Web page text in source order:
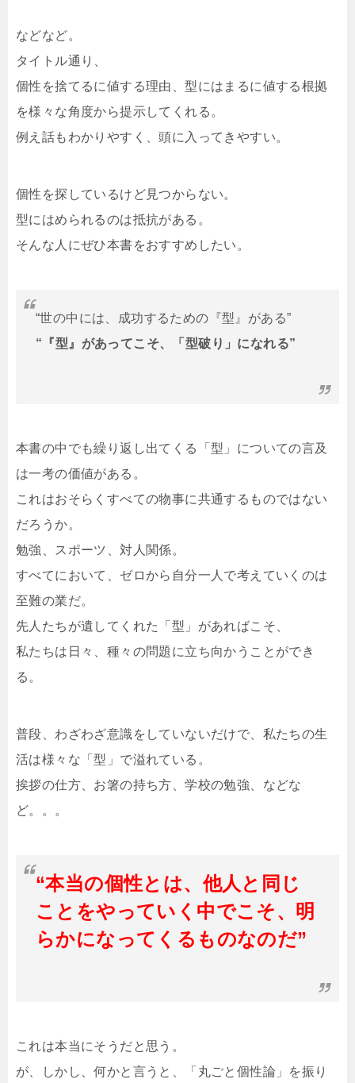
などなど。
タイトル通り、
個性を捨てるに値する理由、型にはまるに値する根拠
を様々な角度から提示してくれる。
例え話もわかりやすく、頭に入ってきやすい。
個性を探しているけど見つからない。
型にはめられるのは抵抗がある。
そんな人にぜひ本書をおすすめしたい。
“世の中には、成功するための『型』がある”
“『型』があってこそ、「型破り」になれる”
本書の中でも繰り返し出てくる「型」についての言及
は一考の価値がある。
これはおそらくすべての物事に共通するものではない
だろうか。
勉強、スポーツ、対人関係。
すべてにおいて、ゼロから自分一人で考えていくのは
至難の業だ。
先人たちが遺してくれた「型」があればこそ、
私たちは日々、種々の問題に立ち向かうことができ
る。
普段、わざわざ意識をしていないだけで、私たちの生
活は様々な「型」で溢れている。
挨拶の仕方、お箸の持ち方、学校の勉強、などな
ど。。。
“本当の個性とは、他人と同じ
ことをやっていく中でこそ、明
らかになってくるものなのだ”
これは本当にそうだと思う。
が、しかし、何かと言うと、「丸ごと個性論」を振り